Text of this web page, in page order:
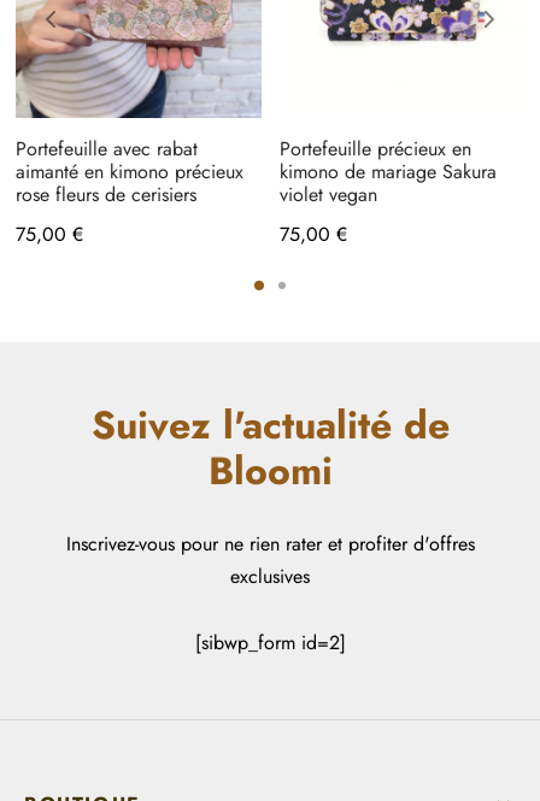
Portefeuille avec rabat
aimanté en kimono précieux
rose fleurs de cerisiers
75,00 €
Portefeuille précieux en
kimono de mariage Sakura
violet vegan
75,00 €
Suivez l'actualité de
Bloomi
Inscrivez-vous pour ne rien rater et profiter d'offres
exclusives
[sibwp_form id=2]